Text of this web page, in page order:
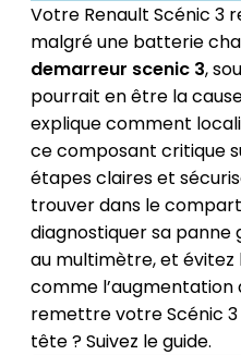
Votre Renault Scénic 3
malgré une batterie
demarreur scenic 3,
pourrait en être la
explique comment
ce composant critique
étapes claires et
trouver dans le
diagnostiquer sa panne
au multimètre, et évitez
comme l’augmentation
remettre votre Scénic
tête ? Suivez le guide.